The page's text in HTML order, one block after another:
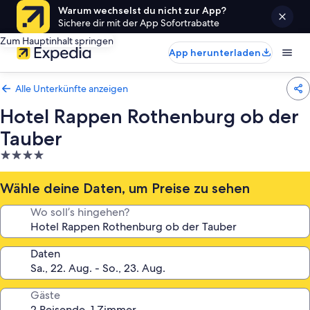
Warum wechselst du nicht zur App?
Sichere dir mit der App Sofortrabatte
Zum Hauptinhalt springen
App herunterladen
Alle Unterkünfte anzeigen
Hotel Rappen Rothenburg ob der
Tauber
4.0-
Sterne-
Unterkunft
Wähle deine Daten, um Preise zu sehen
Wo soll’s hingehen?
Daten
Gäste